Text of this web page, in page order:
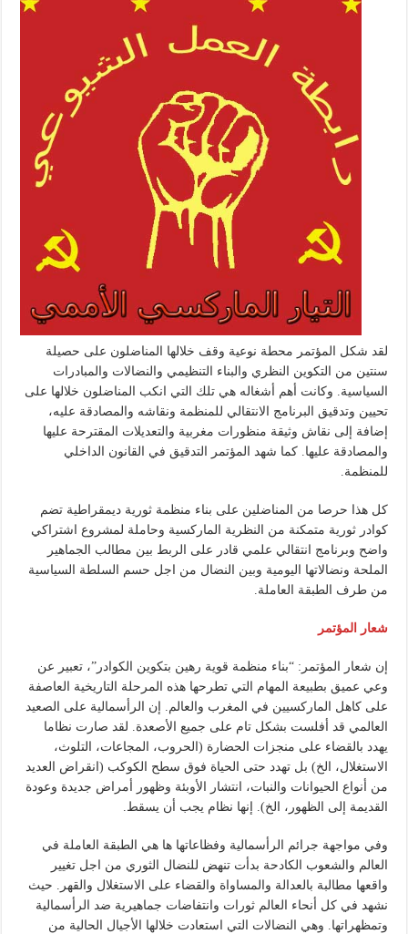
لقد شكل المؤتمر محطة نوعية وقف خلالها المناضلون على حصيلة
سنتين من التكوين النظري والبناء التنظيمي والنضالات والمبادرات
السياسية. وكانت أهم أشغاله هي تلك التي انكب المناضلون خلالها على
تحيين وتدقيق البرنامج الانتقالي للمنظمة ونقاشه والمصادقة عليه،
إضافة إلى نقاش وثيقة منظورات مغربية والتعديلات المقترحة عليها
والمصادقة عليها. كما شهد المؤتمر التدقيق في القانون الداخلي
للمنظمة.
كل هذا حرصا من المناضلين على بناء منظمة ثورية ديمقراطية تضم
كوادر ثورية متمكنة من النظرية الماركسية وحاملة لمشروع اشتراكي
واضح وبرنامج انتقالي علمي قادر على الربط بين مطالب الجماهير
الملحة ونضالاتها اليومية وبين النضال من اجل حسم السلطة السياسية
من طرف الطبقة العاملة.
شعار المؤتمر
إن شعار المؤتمر: “بناء منظمة قوية رهين بتكوين الكوادر”، تعبير عن
وعي عميق بطبيعة المهام التي تطرحها هذه المرحلة التاريخية العاصفة
على كاهل الماركسيين في المغرب والعالم. إن الرأسمالية على الصعيد
العالمي قد أفلست بشكل تام على جميع الأصعدة. لقد صارت نظاما
يهدد بالقضاء على منجزات الحضارة (الحروب، المجاعات، التلوث،
الاستغلال، الخ) بل تهدد حتى الحياة فوق سطح الكوكب (انقراض العديد
من أنواع الحيوانات والنبات، انتشار الأوبئة وظهور أمراض جديدة وعودة
القديمة إلى الظهور، الخ). إنها نظام يجب أن يسقط.
وفي مواجهة جرائم الرأسمالية وفظاعاتها ها هي الطبقة العاملة في
العالم والشعوب الكادحة بدأت تنهض للنضال الثوري من اجل تغيير
واقعها مطالبة بالعدالة والمساواة والقضاء على الاستغلال والقهر. حيث
نشهد في كل أنحاء العالم ثورات وانتفاضات جماهيرية ضد الرأسمالية
وتمظهراتها. وهي النضالات التي استعادت خلالها الأجيال الحالية من